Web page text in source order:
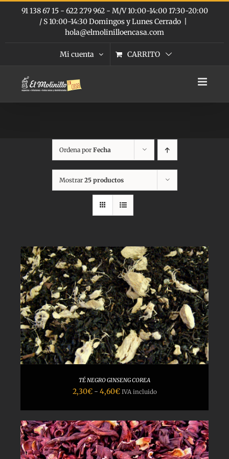
Saltar
91 138 67 15 - 622 279 962 - M/V 10:00-14:00 17:30-20:00
/ S 10:00-14:30 Domingos y Lunes Cerrado
hola@elmolinilloencasa.com
Mi cuenta CARRITO
Ordena por Fecha
Mostrar 25 productos
TÉ NEGRO GINSENG COREA
2,30€ - 4,60€Rango
precios:
desde
2,30€
hasta
4,60€
IVA incluido